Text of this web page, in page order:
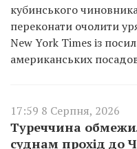
кубинського
переконати очолити
New York Times із
американських
17:59 8 Серпня, 2026
Туреччина
суднам прохід до